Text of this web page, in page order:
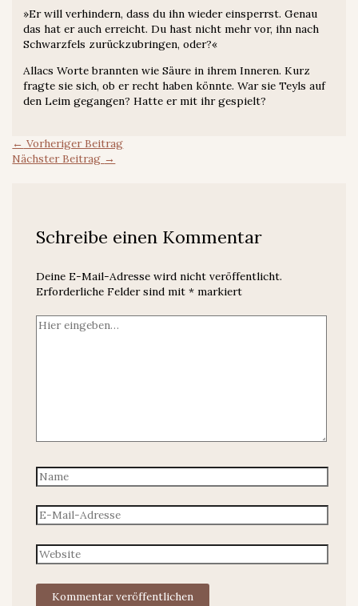
»Er will verhindern, dass du ihn wieder einsperrst. Genau
das hat er auch erreicht. Du hast nicht mehr vor, ihn nach
Schwarzfels zurückzubringen, oder?«
Allacs Worte brannten wie Säure in ihrem Inneren. Kurz
fragte sie sich, ob er recht haben könnte. War sie Teyls auf
den Leim gegangen? Hatte er mit ihr gespielt?
← Vorheriger Beitrag
Nächster Beitrag →
Schreibe einen Kommentar
Deine E-Mail-Adresse wird nicht veröffentlicht.
Erforderliche Felder sind mit *markiert
Hier
Name
E-
Mail-
Adresse
Website